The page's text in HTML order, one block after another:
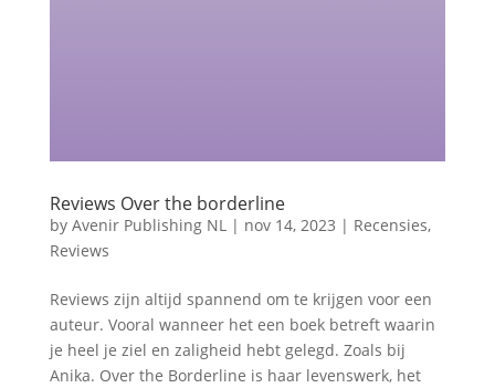
Reviews Over the borderline
by Avenir Publishing NL | nov 14, 2023 | Recensies,
Reviews
Reviews zijn altijd spannend om te krijgen voor een
auteur. Vooral wanneer het een boek betreft waarin
je heel je ziel en zaligheid hebt gelegd. Zoals bij
Anika. Over the Borderline is haar levenswerk, het